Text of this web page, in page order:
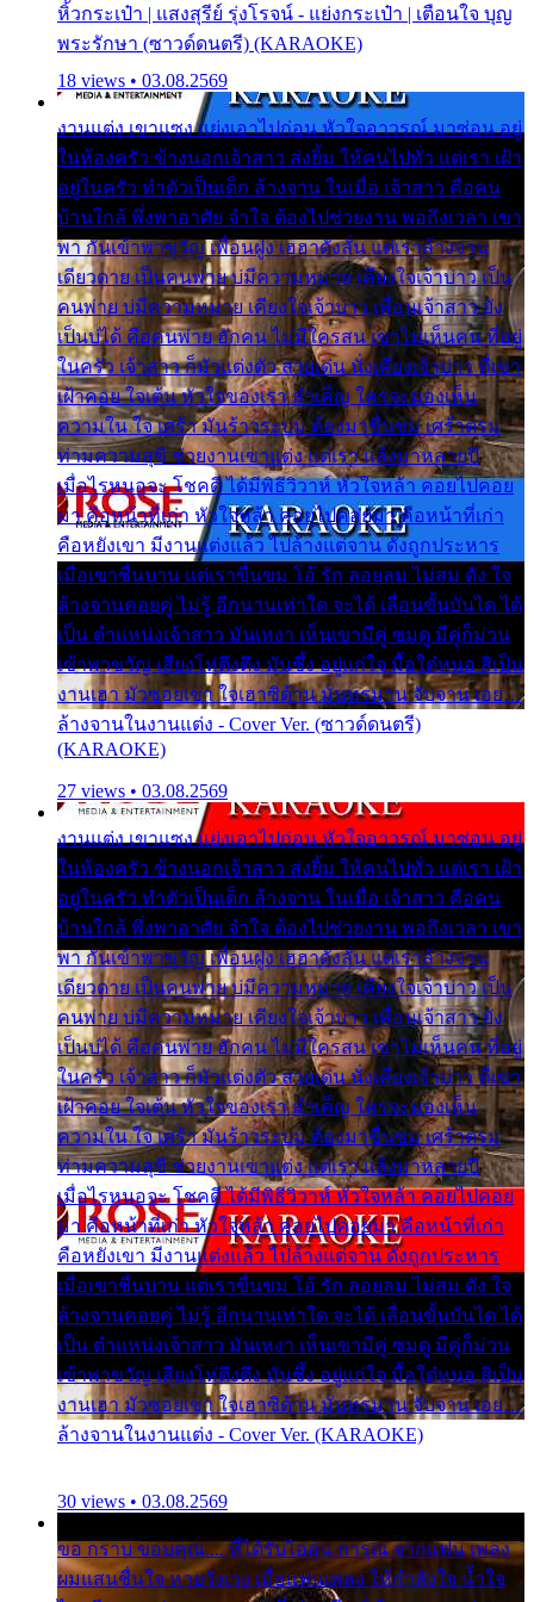
หิ้วกระเป๋า | แสงสุรีย์ รุ่งโรจน์ - แย่งกระเป๋า | เตือนใจ บุญ
พระรักษา (ซาวด์ดนตรี) (KARAOKE)
18 views • 03.08.2569
งานแต่ง เขาแซง แย่งเอาไปก่อน หัวใจอาวรณ์ มาซ่อน อยู่
ในห้องครัว ข้างนอกเจ้าสาว ส่งยิ้ม ให้คนไปทั่ว แต่เรา เฝ้า
อยู่ในครัว ทำตัวเป็นเด็ก ล้างจาน ในเมื่อ เจ้าสาว คือคน
บ้านใกล้ พึ่งพาอาศัย จำใจ ต้องไปช่วยงาน พอถึงเวลา เขา
พา กันเข้าพาขวัญ เพื่อนฝูง เฮฮาดังลั่น แต่เราล้างจาน
เดียวดาย เป็นคนพ่าย บ่มีความหมาย เคียงใจเจ้าบ่าว เป็น
คนพ่าย บ่มีความหมาย เคียงใจเจ้าบ่าว เพื่อนเจ้าสาว ยัง
เป็นบ่ได้ คือคนพ่าย ฮักคน ไม่มีใครสน เขาไม่เห็นคน ที่อยู่
ในครัว เจ้าสาว ก็มัวแต่งตัว สวยเด่น นั่งเคียงเจ้าบ่าว ที่เขา
เฝ้าคอย ใจเต้น หัวใจของเรา ลำเค็ญ ใครจะมองเห็น
ความใน ใจ เศร้า มันร้าวระบม ต้องมาขื่นขม เศร้าตรม
ท่ามความสุขี ช่วยงานเขาแต่ง แต่เรา แล้งมาหลายปี
เมื่อไรหนอจะ โชคดี ได้มีพิธีวิวาห์ หัวใจหล้า คอยไปคอย
มา คือหน้าที่เก่า หัวใจหล้า คอยไปคอยมา คือหน้าที่เก่า
คือหยังเขา มีงานแต่งแล้ว ไปล้างแต่จาน ดั่งถูกประหาร
เมื่อเขาชื่นบาน แต่เราขื่นขม โอ้ รัก ลอยลม ไม่สม ดัง ใจ
ล้างจานคอยคู่ ไม่รู้ อีกนานเท่าใด จะได้ เลื่อนขั้นบันได ได้
เป็น ตำแหน่งเจ้าสาว มันเหงา เห็นเขามีคู่ ซมดู มีคู่ก็ม่วน
เข้าพาขวัญ เสียงโห่ตึงตึง มันซึ้ง อยู่แก่ใจ มื้อใด๋หนอ สิเป็น
งานเฮา มัวซอยเขา ใจเฮาซิด้าน มันทรมาน จับจาน เอย…
ล้างจานในงานแต่ง - Cover Ver. (ซาวด์ดนตรี)
(KARAOKE)
27 views • 03.08.2569
งานแต่ง เขาแซง แย่งเอาไปก่อน หัวใจอาวรณ์ มาซ่อน อยู่
ในห้องครัว ข้างนอกเจ้าสาว ส่งยิ้ม ให้คนไปทั่ว แต่เรา เฝ้า
อยู่ในครัว ทำตัวเป็นเด็ก ล้างจาน ในเมื่อ เจ้าสาว คือคน
บ้านใกล้ พึ่งพาอาศัย จำใจ ต้องไปช่วยงาน พอถึงเวลา เขา
พา กันเข้าพาขวัญ เพื่อนฝูง เฮฮาดังลั่น แต่เราล้างจาน
เดียวดาย เป็นคนพ่าย บ่มีความหมาย เคียงใจเจ้าบ่าว เป็น
คนพ่าย บ่มีความหมาย เคียงใจเจ้าบ่าว เพื่อนเจ้าสาว ยัง
เป็นบ่ได้ คือคนพ่าย ฮักคน ไม่มีใครสน เขาไม่เห็นคน ที่อยู่
ในครัว เจ้าสาว ก็มัวแต่งตัว สวยเด่น นั่งเคียงเจ้าบ่าว ที่เขา
เฝ้าคอย ใจเต้น หัวใจของเรา ลำเค็ญ ใครจะมองเห็น
ความใน ใจ เศร้า มันร้าวระบม ต้องมาขื่นขม เศร้าตรม
ท่ามความสุขี ช่วยงานเขาแต่ง แต่เรา แล้งมาหลายปี
เมื่อไรหนอจะ โชคดี ได้มีพิธีวิวาห์ หัวใจหล้า คอยไปคอย
มา คือหน้าที่เก่า หัวใจหล้า คอยไปคอยมา คือหน้าที่เก่า
คือหยังเขา มีงานแต่งแล้ว ไปล้างแต่จาน ดั่งถูกประหาร
เมื่อเขาชื่นบาน แต่เราขื่นขม โอ้ รัก ลอยลม ไม่สม ดัง ใจ
ล้างจานคอยคู่ ไม่รู้ อีกนานเท่าใด จะได้ เลื่อนขั้นบันได ได้
เป็น ตำแหน่งเจ้าสาว มันเหงา เห็นเขามีคู่ ซมดู มีคู่ก็ม่วน
เข้าพาขวัญ เสียงโห่ตึงตึง มันซึ้ง อยู่แก่ใจ มื้อใด๋หนอ สิเป็น
งานเฮา มัวซอยเขา ใจเฮาซิด้าน มันทรมาน จับจาน เอย…
ล้างจานในงานแต่ง - Cover Ver. (KARAOKE)
30 views • 03.08.2569
ขอ กราบ ขอบคุณ.... ที่ได้รับไออุ่น การุณ จากแฟน เพลง
ผมแสนชื่นใจ หายวังเวง เมื่อแฟนเพลง ให้กำลังใจ น้ำใจ